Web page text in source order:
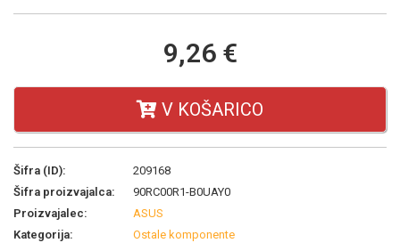
9,26 €
V KOŠARICO
Šifra (ID):
209168
Šifra proizvajalca:
90RC00R1-B0UAY0
Proizvajalec:
ASUS
Kategorija:
Ostale komponente